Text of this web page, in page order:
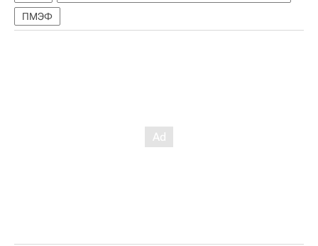
ПМЭФ